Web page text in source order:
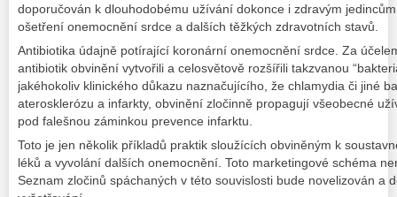
doporučován k dlouhodobému užívání dokonce i zdravým
ošetření onemocnění srdce a dalších těžkých zdravotních stavů.
Antibiotika údajně potírající koronární onemocnění srdce. Za
antibiotik obvinění vytvořili a celosvětově rozšířili takzvanou
jakéhokoliv klinického důkazu naznačujícího, že chlamydia či jiné
aterosklerózu a infarkty, obvinění zločinně propagují všeobecné
pod falešnou záminkou prevence infarktu.
Toto je jen několik příkladů praktik sloužících obviněným k
léků a vyvolání dalších onemocnění. Toto marketingové schéma
Seznam zločinů spáchaných v této souvislosti bude novelizován a